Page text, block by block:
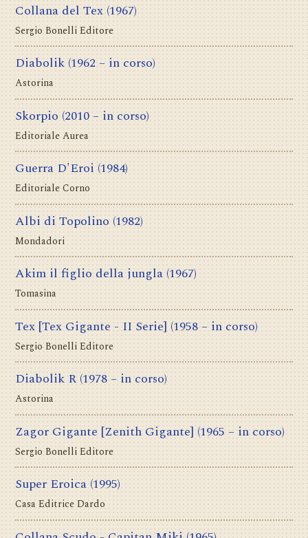
Collana del Tex (1967)
Sergio Bonelli Editore
Diabolik (1962 – in corso)
Astorina
Skorpio (2010 – in corso)
Editoriale Aurea
Guerra D'Eroi (1984)
Editoriale Corno
Albi di Topolino (1982)
Mondadori
Akim il figlio della jungla (1967)
Tomasina
Tex [Tex Gigante - II Serie] (1958 – in corso)
Sergio Bonelli Editore
Diabolik R (1978 – in corso)
Astorina
Zagor Gigante [Zenith Gigante] (1965 – in corso)
Sergio Bonelli Editore
Super Eroica (1995)
Casa Editrice Dardo